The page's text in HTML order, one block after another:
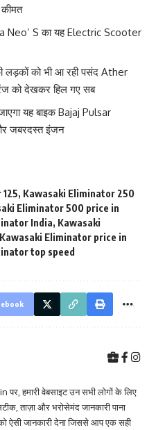
Neo’ S का यह Electric Scooter
लड़कों को भी आ रही पसंद Ather
को देखकर हिल गए सब
यह बाइक Bajaj Pulsar
जबरदस्त इंजन
, Kawasaki Eliminator 250
Eliminator 500 price in
India, Kawasaki
Kawasaki Eliminator price in
top speed
पर, हमारी वेबसाइट उन सभी लोगों के लिए
ताज़ा और भरोसेमंद जानकारी पाना
ऐसी जानकारी देना जिससे आप एक सही